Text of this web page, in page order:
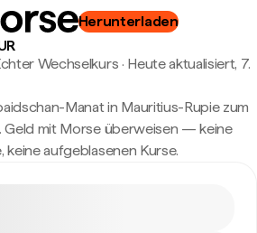
Herunterladen
Wechselkurs · Heute aktualisiert, 7.
Manat in Mauritius-Rupie zum
Geld mit Morse überweisen — keine
aufgeblasenen Kurse.